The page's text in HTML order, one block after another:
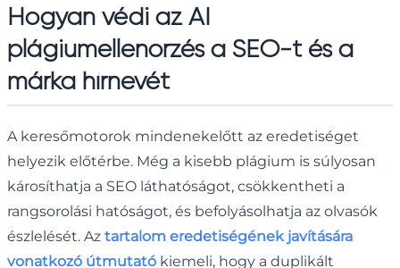
Hogyan védi az AI
plágiumellenőrzés a SEO-t és a
márka hírnevét
A keresőmotorok mindenekelőtt az eredetiséget
helyezik előtérbe. Még a kisebb plágium is súlyosan
károsíthatja a SEO láthatóságot, csökkentheti a
rangsorolási hatóságot, és befolyásolhatja az olvasók
észlelését. Az tartalom eredetiségének javítására
vonatkozó útmutató kiemeli, hogy a duplikált